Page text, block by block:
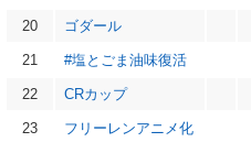
20 ゴダール
21 #塩とごま油味復活
22 CRカップ
23 フリーレンアニメ化